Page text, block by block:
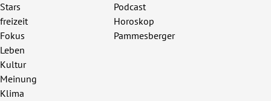
Stars
freizeit
Fokus
Leben
Kultur
Meinung
Klima
Podcast
Horoskop
Pammesberger